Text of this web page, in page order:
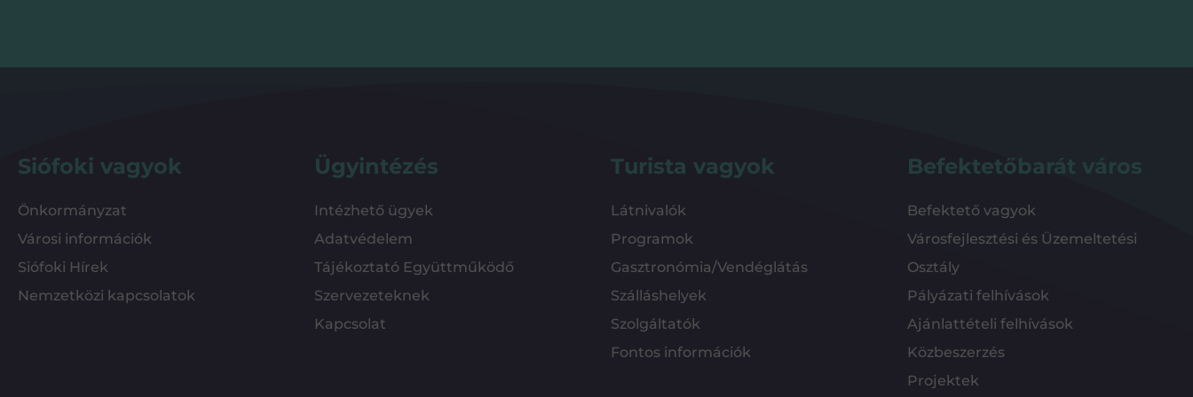
Siófoki vagyok
Önkormányzat
Városi információk
Siófoki Hírek
Nemzetközi kapcsolatok
Ügyintézés
Intézhető ügyek
Adatvédelem
Tájékoztató Együttműködő
Szervezeteknek
Kapcsolat
Turista vagyok
Látnivalók
Programok
Gasztronómia/Vendéglátás
Szálláshelyek
Szolgáltatók
Fontos információk
Befektetőbarát város
Befektető vagyok
Városfejlesztési és Üzemeltetési
Osztály
Pályázati felhívások
Ajánlattételi felhívások
Közbeszerzés
Projektek